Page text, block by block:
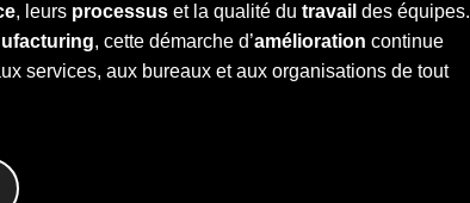
, leurs processuset la qualité du travail des équipes.
, cette démarche d’amélioration continue
services, aux bureaux et aux organisations de tout
à-temps
et aux dirigeants de mieux comprendre les